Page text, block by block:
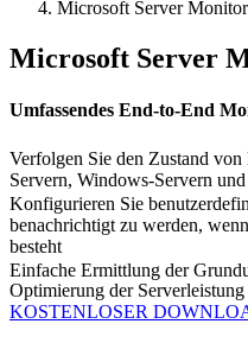
Microsoft Server
Microsoft Server
Umfassendes End-to-End
Verfolgen Sie den Zustand
Servern, Windows-Servern
Konfigurieren Sie
benachrichtigt zu werden,
besteht
Einfache Ermittlung der
Optimierung der Serverleistung
KOSTENLOSER